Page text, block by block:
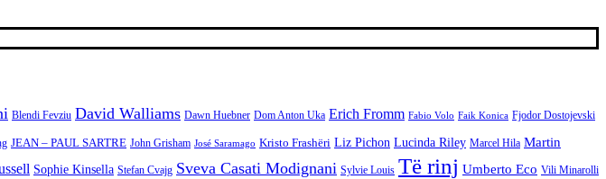
Blendi Fevziu David Walliams Dawn Huebner Dom Anton Uka Erich Fromm Fabio Volo Faik Konica Fjodor Dostojevski
JEAN – PAUL SARTRE John Grisham José Saramago Kristo Frashëri Liz Pichon Lucinda Riley Marcel Hila Martin
Sophie Kinsella Stefan Cvajg Sveva Casati Modignani Sylvie Louis Të rinj Umberto Eco Vili Minarolli